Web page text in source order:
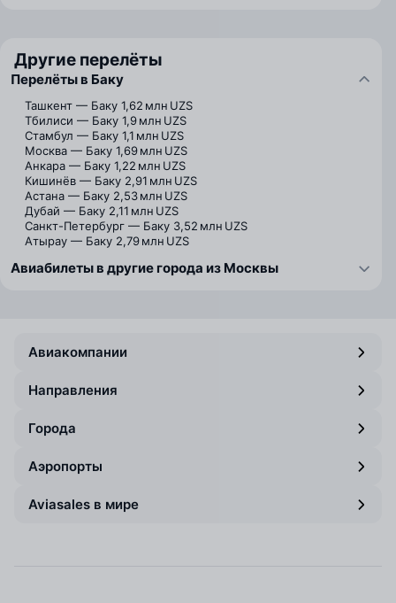
Другие перелёты
Перелёты в Баку
Ташкент — Баку 1,62 млн UZS
Тбилиси — Баку 1,9 млн UZS
Стамбул — Баку 1,1 млн UZS
Москва — Баку 1,69 млн UZS
Анкара — Баку 1,22 млн UZS
Кишинёв — Баку 2,91 млн UZS
Астана — Баку 2,53 млн UZS
Дубай — Баку 2,11 млн UZS
Санкт-Петербург — Баку 3,52 млн UZS
Атырау — Баку 2,79 млн UZS
Авиабилеты в другие города из Москвы
Авиакомпании
Направления
Города
Аэропорты
Aviasales в мире